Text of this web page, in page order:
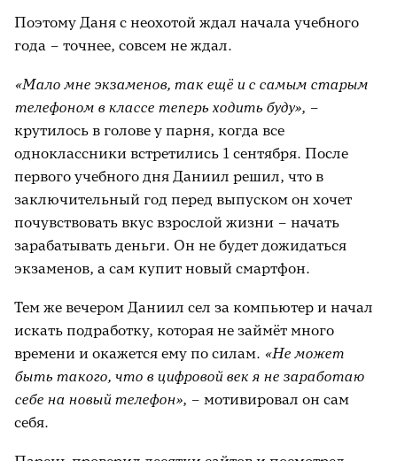
Поэтому Даня с неохотой ждал начала учебного
года – точнее, совсем не ждал.
«Мало мне экзаменов, так ещё и с самым старым
телефоном в классе теперь ходить буду», –
крутилось в голове у парня, когда все
одноклассники встретились 1 сентября. После
первого учебного дня Даниил решил, что в
заключительный год перед выпуском он хочет
почувствовать вкус взрослой жизни – начать
зарабатывать деньги. Он не будет дожидаться
экзаменов, а сам купит новый смартфон.
Тем же вечером Даниил сел за компьютер и начал
искать подработку, которая не займёт много
времени и окажется ему по силам. «Не может
быть такого, что в цифровой век я не заработаю
себе на новый телефон», – мотивировал он сам
себя.